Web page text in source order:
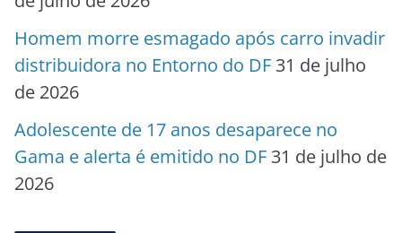
Homem morre esmagado após carro invadir
distribuidora no Entorno do DF 31 de julho
de 2026
Adolescente de 17 anos desaparece no
Gama e alerta é emitido no DF 31 de julho de
2026